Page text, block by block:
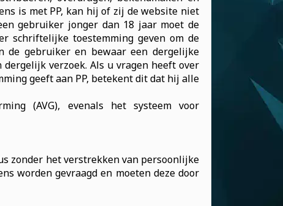
is met PP, kan hij of zij de website niet
gebruiker jonger dan 18 jaar moet de
schriftelijke toestemming geven om de
de gebruiker en bewaar een dergelijke
verzoek. Als u vragen heeft over
geeft aan PP, betekent dit dat hij alle
(AVG), evenals het systeem voor
zonder het verstrekken van persoonlijke
worden gevraagd en moeten deze door